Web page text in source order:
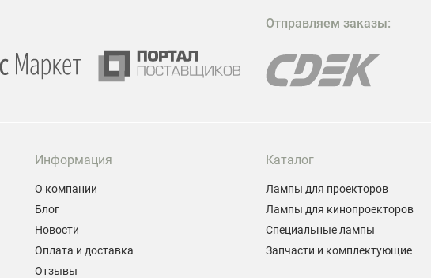
эффективных и бюджетных способов стать
проектора.
Отправляем заказы:
Информация
О компании
Блог
Новости
Оплата и доставка
Отзывы
Каталог
Лампы для проекторов
Лампы для кинопроекторов
Специальные лампы
Запчасти и комплектующие